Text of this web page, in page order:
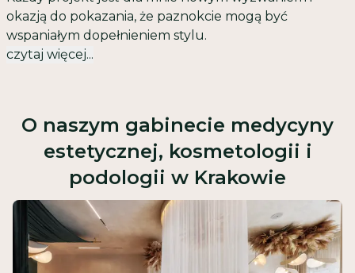
okazją do pokazania, że paznokcie mogą być
wspaniałym dopełnieniem stylu.
czytaj więcej...
O naszym gabinecie medycyny
estetycznej, kosmetologii i
podologii w Krakowie